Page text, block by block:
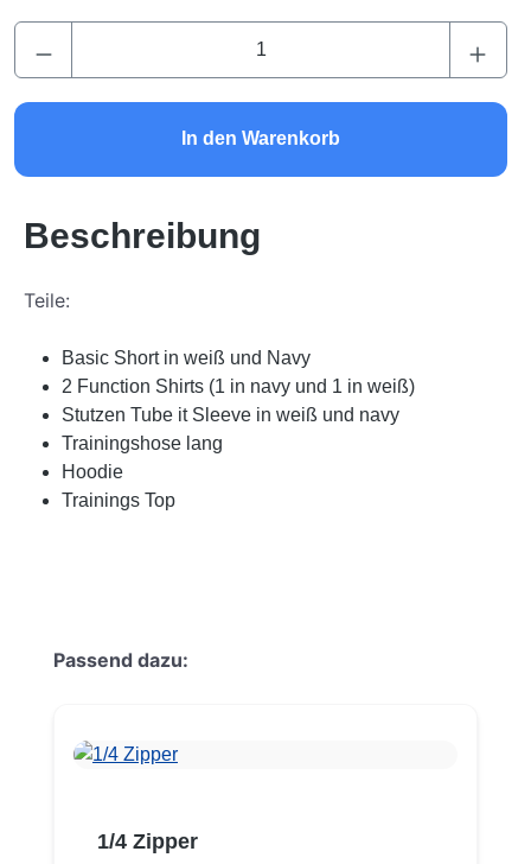
Produkt Anzahl: Gib den gewünschten
In den Warenkorb
Beschreibung
Teile:
Basic Short in weiß und Navy
2 Function Shirts (1 in navy und 1 in weiß)
Stutzen Tube it Sleeve in weiß und navy
Trainingshose lang
Hoodie
Trainings Top
Produktgalerie überspringen
Passend dazu:
1/4 Zipper